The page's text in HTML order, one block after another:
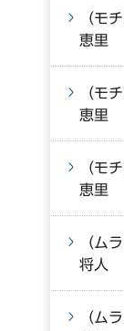
（モ
恵里
（モ
恵里
（モ
恵里
（ム
将人
（ム